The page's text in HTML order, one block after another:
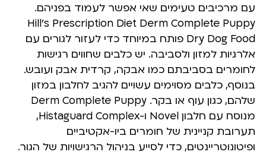
עם מרכיבים טעימים שאי אפשר לעמוד בפניהם.
Hill’s Prescription Diet Derm Complete Puppy
Dry Dog Food פותח במיוחד כדי לעזור לגורים עם
אלרגיות למזון ולסביבה. יש כלבים שחווים רגישות
לחומרים בסביבתם כמו אבקה, קרדית אבק ועובש.
בנוסף, כלבים מסוימים עשויים להגיב לחלבון במזון
שלהם, כגון עוף או בקר. Derm Complete Puppy
מנוסח עם חלבון Novel ו-Histaguard Complex,
תערובת קניינית של חומרים ביו-אקטיביים
ופיטונוטריינטים, כדי לסייע בניהול הרגישויות של הגור.